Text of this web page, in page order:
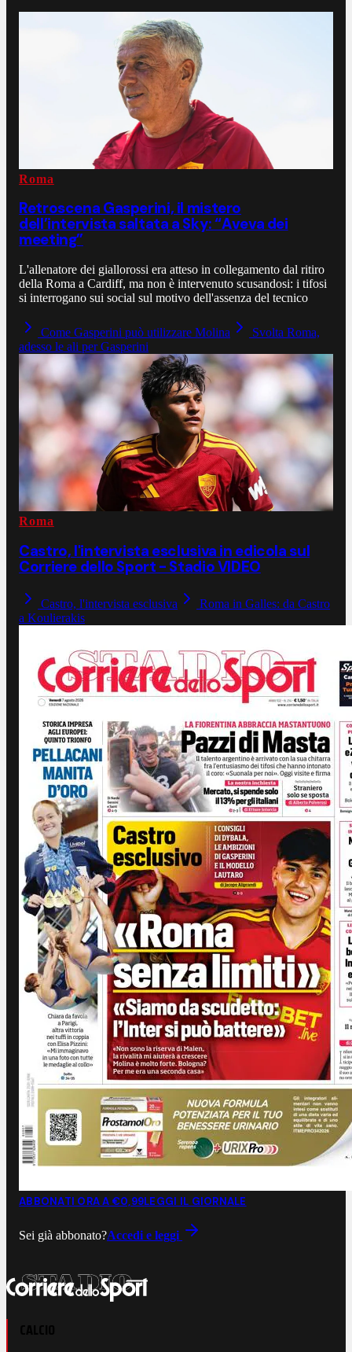
Roma
Retroscena Gasperini, il mistero
dell’intervista saltata a Sky: “Aveva dei
meeting”
L'allenatore dei giallorossi era atteso in collegamento dal ritiro
della Roma a Cardiff, ma non è intervenuto scusandosi: i tifosi
si interrogano sui social sul motivo dell'assenza del tecnico
Come Gasperini può utilizzare Molina
Svolta Roma,
adesso le ali per Gasperini
Roma
Castro, l'intervista esclusiva in edicola sul
Corriere dello Sport - Stadio VIDEO
Castro, l'intervista esclusiva
Roma in Galles: da Castro
a Koulierakis
ABBONATI ORA A €0,99LEGGI IL GIORNALE
Sei già abbonato?Accedi e leggi